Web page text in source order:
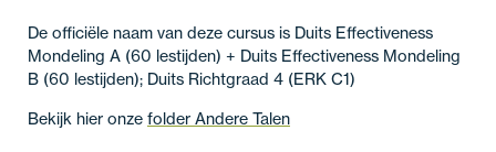
De officiële naam van deze cursus is Duits Effectiveness
Mondeling A (60 lestijden) + Duits Effectiveness Mondeling
B (60 lestijden); Duits Richtgraad 4 (ERK C1)
Bekijk hier onze folder Andere Talen